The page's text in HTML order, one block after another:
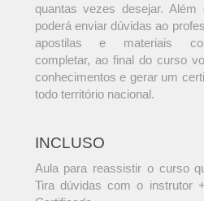
quantas vezes desejar.
poderá enviar dúvidas ao
apostilas e materiais
completar, ao final do curso
conhecimentos e gerar um
todo território nacional.
INCLUSO
Aula para reassistir o curso
Tira dúvidas com o instrutor